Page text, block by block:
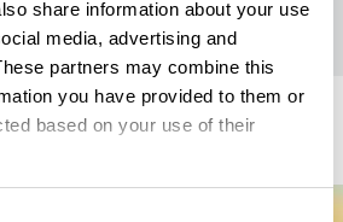
share information about your use
media, advertising and
partners may combine this
you have provided to them or
based on your use of their